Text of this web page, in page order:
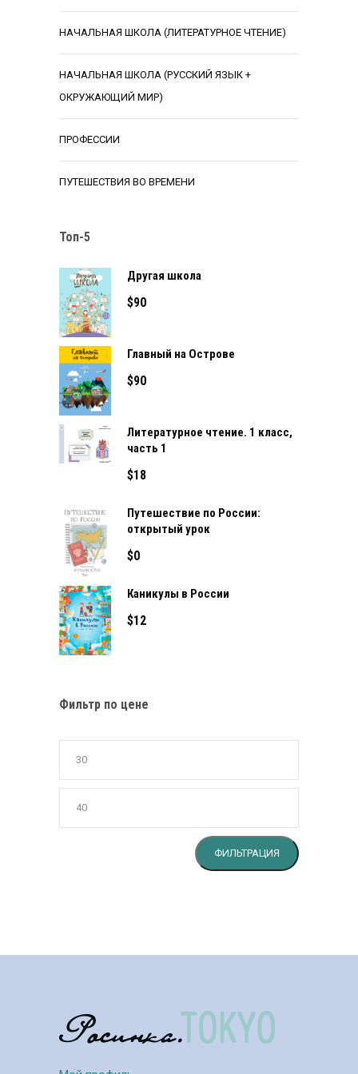
НАЧАЛЬНАЯ ШКОЛА (ЛИТЕРАТУРНОЕ ЧТЕНИЕ)
НАЧАЛЬНАЯ ШКОЛА (РУССКИЙ ЯЗЫК +
ОКРУЖАЮЩИЙ МИР)
ПРОФЕССИИ
ПУТЕШЕСТВИЯ ВО ВРЕМЕНИ
Топ-5
Другая школа
$90
Главный на Острове
$90
Литературное чтение. 1 класс,
часть 1
$18
Путешествие по России:
открытый урок
$0
Каникулы в России
$12
Фильтр по цене
ФИЛЬТРАЦИЯ